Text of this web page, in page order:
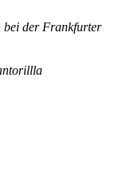
bei der Frankfurter